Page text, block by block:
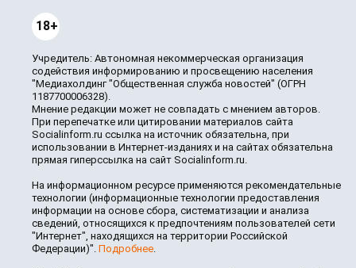
18+
Учредитель: Автономная некоммерческая организация
содействия информированию и просвещению населения
"Медиахолдинг "Общественная служба новостей" (ОГРН
1187700006328).
Мнение редакции может не совпадать с мнением авторов.
При перепечатке или цитировании материалов сайта
Socialinform.ru ссылка на источник обязательна, при
использовании в Интернет-изданиях и на сайтах обязательна
прямая гиперссылка на сайт Socialinform.ru.
На информационном ресурсе применяются рекомендательные
технологии (информационные технологии предоставления
информации на основе сбора, систематизации и анализа
сведений, относящихся к предпочтениям пользователей сети
"Интернет", находящихся на территории Российской
Федерации)". Подробнее.